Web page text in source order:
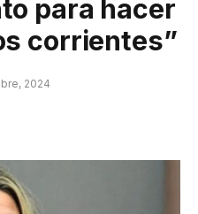
para hacer
corrientes”
2024